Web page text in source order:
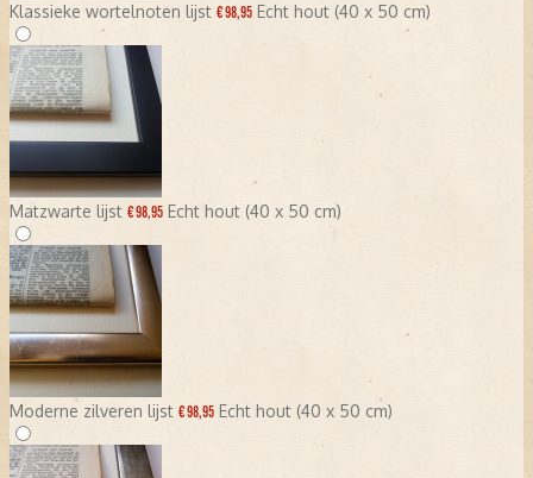
Klassieke wortelnoten lijst € 98,95 Echt hout (40 x 50 cm)
Matzwarte lijst € 98,95 Echt hout (40 x 50 cm)
Moderne zilveren lijst € 98,95 Echt hout (40 x 50 cm)